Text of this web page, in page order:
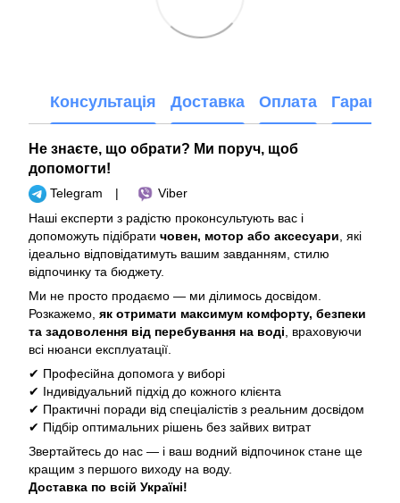
Консультація Доставка Оплата Гарантія
Не знаєте, що обрати? Ми поруч, щоб
допомогти!
Telegram |
Viber
Наші експерти з радістю проконсультують вас і
допоможуть підібрати човен, мотор або аксесуари , які
ідеально відповідатимуть вашим завданням, стилю
відпочинку та бюджету.
Ми не просто продаємо — ми ділимось досвідом.
Розкажемо, як отримати максимум комфорту, безпеки
та задоволення від перебування на воді , враховуючи
всі нюанси експлуатації.
✔ Професійна допомога у виборі
✔ Індивідуальний підхід до кожного клієнта
✔ Практичні поради від спеціалістів з реальним досвідом
✔ Підбір оптимальних рішень без зайвих витрат
Звертайтесь до нас — і ваш водний відпочинок стане ще
кращим з першого виходу на воду.
Доставка по всій Україні!